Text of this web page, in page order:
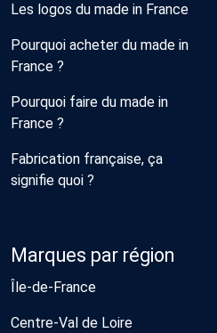
Les logos du made in France
Pourquoi acheter du made in
France ?
Pourquoi faire du made in
France ?
Fabrication française, ça
signifie quoi ?
Marques par région
Île-de-France
Centre-Val de Loire